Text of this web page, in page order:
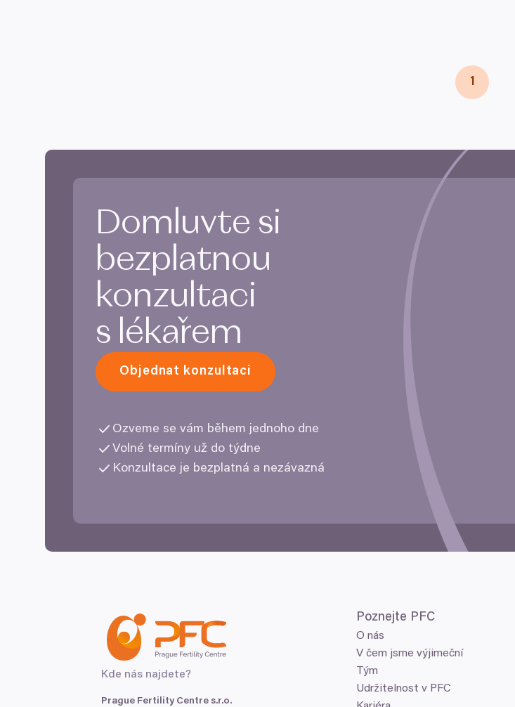
1
Domluvte si
bezplatnou
konzultaci
s lékařem
Objednat konzultaci
Ozveme se vám během jednoho dne
Volné termíny už do týdne
Konzultace je bezplatná a nezávazná
Kde nás najdete?
Prague Fertility Centre s.r.o.
Poznejte PFC
O nás
V čem jsme výjimeční
Tým
Udržitelnost v PFC